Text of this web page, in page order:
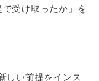
で受け取ったか」を
しい前提をインス